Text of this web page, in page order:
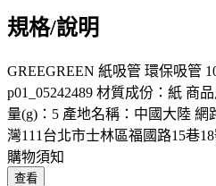
規格/說明
GREEGREEN 紙吸管 環保吸管
p01_05242489 材質成份：紙 商
量(g)：5 產地名稱：中國大陸
灣111台北市士林區福國路15巷
購物須知
查看